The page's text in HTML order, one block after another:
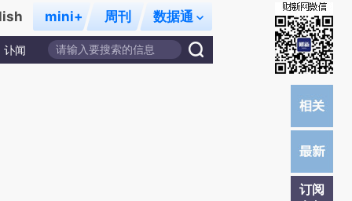
mini+ 周刊 数据通
讣闻
订阅